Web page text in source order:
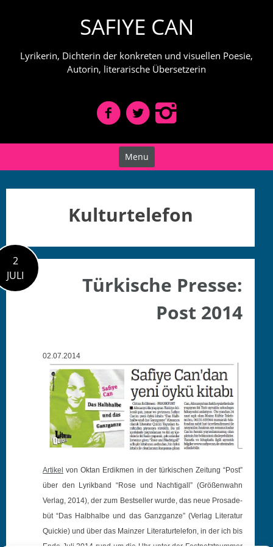
SAFIYE CAN
Lyrikerin, Dichterin der konkreten und visuellen Poesie,
Autorin, literarische Übersetzerin
Menu
Kulturtelefon
2
JULI
Türkische Presse:
Post 2014
02.07.2014
Artikel von Oktan Erdik­men in der türkischen Zeitung “Post”
über den Lyrik­band “Rose und Nachti­gall” (Größen­wahn
Ver­lag, 2014), der zum Best­seller wurde, das neue Prosade­
büt “Das Halb­halbe und das Ganz­ganze” (Ver­lag Lit­er­atur
Quick­ie) und über das Mainz­er Lit­er­aturtele­fon, in der ich bis